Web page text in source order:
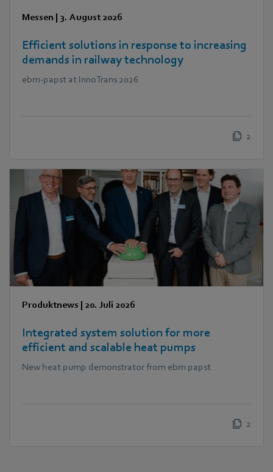
Messen | 3. August 2026
Efficient solutions in response to increasing
demands in railway technology
ebm‑papst at InnoTrans 2026
2
Produktnews | 20. Juli 2026
Integrated system solution for more
efficient and scalable heat pumps
New heat pump demonstrator from ebm papst
2